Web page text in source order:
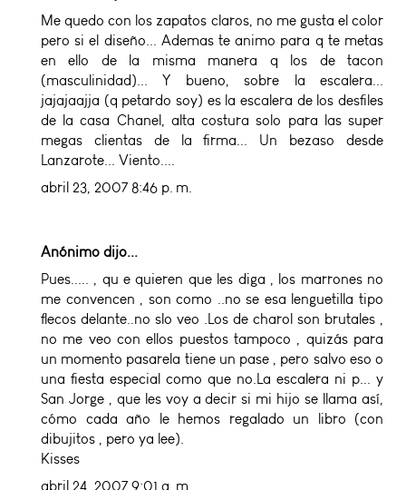
Me quedo con los zapatos claros, no me gusta el color
pero si el diseño... Ademas te animo para q te metas
en ello de la misma manera q los de tacon
(masculinidad)... Y bueno, sobre la escalera...
jajajaajja (q petardo soy) es la escalera de los desfiles
de la casa Chanel, alta costura solo para las super
megas clientas de la firma... Un bezaso desde
Lanzarote... Viento....
abril 23, 2007 8:46 p. m.
Anónimo dijo...
Pues..... , qu e quieren que les diga , los marrones no
me convencen , son como ..no se esa lenguetilla tipo
flecos delante..no slo veo .Los de charol son brutales ,
no me veo con ellos puestos tampoco , quizás para
un momento pasarela tiene un pase , pero salvo eso o
una fiesta especial como que no.La escalera ni p... y
San Jorge , que les voy a decir si mi hijo se llama así,
cómo cada año le hemos regalado un libro (con
dibujitos , pero ya lee).
Kisses
abril 24, 2007 9:01 a. m.